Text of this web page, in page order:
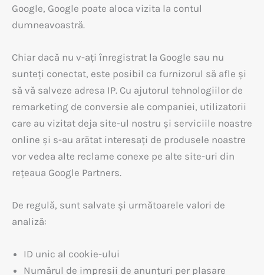
Google, Google poate aloca vizita la contul
dumneavoastră.
Chiar dacă nu v-ați înregistrat la Google sau nu
sunteți conectat, este posibil ca furnizorul să afle și
să vă salveze adresa IP. Cu ajutorul tehnologiilor de
remarketing de conversie ale companiei, utilizatorii
care au vizitat deja site-ul nostru și serviciile noastre
online și s-au arătat interesați de produsele noastre
vor vedea alte reclame conexe pe alte site-uri din
rețeaua Google Partners.
De regulă, sunt salvate și următoarele valori de
analiză:
ID unic al cookie-ului
Numărul de impresii de anunțuri per plasare